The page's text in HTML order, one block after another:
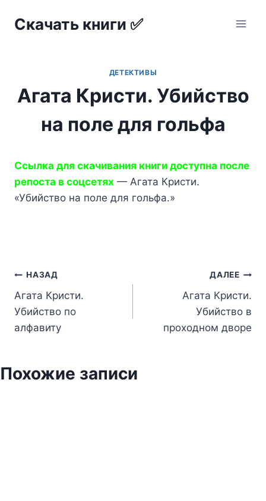
Скачать книги ✅
ДЕТЕКТИВЫ
Агата Кристи. Убийство
на поле для гольфа
Ссылка для скачивания книги доступна после
репоста в соцсетях — Агата Кристи.
«Убийство на поле для гольфа.»
Навигация
по
записям
НАЗАД
Агата Кристи.
Убийство по
алфавиту
ДАЛЕЕ
Агата Кристи.
Убийство в
проходном дворе
Похожие записи